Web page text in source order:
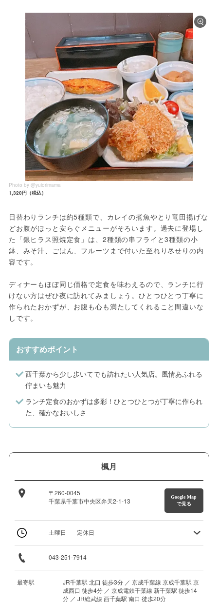
Photo by @yuiorimama
1,320円（税込）
日替わりランチは約5種類で、カレイの煮魚やとり竜田揚げな
どお腹がほっと安らぐメニューがそろいます。過去に登場し
た「銀ヒラス照焼定食」は、2種類の串フライと3種類の小
鉢、みそ汁、ごはん、フルーツまで付いた至れり尽せりの内
容です。
ディナーもほぼ同じ価格で定食を味わえるので、ランチに行
けない方はぜひ夜に訪れてみましょう。ひとつひとつ丁寧に
作られたおかずが、お腹も心も満たしてくれること間違いな
しです。
おすすめポイント
西千葉から少し歩いてでも訪れたい人気店。風情あふれる
佇まいも魅力
ランチ定食のおかずは多彩！ひとつひとつが丁寧に作られ
た、確かなおいしさ
楓月
〒260-0045
千葉県千葉市中央区弁天2-1-13
Google Map
で見る
土曜日 定休日
043-251-7914
最寄駅
JR千葉駅 北口 徒歩3分 ／ 京成千葉線 京成千葉駅 京
成西口 徒歩4分 ／ 京成電鉄千葉線 新千葉駅 徒歩14
分 ／ JR総武線 西千葉駅 南口 徒歩20分